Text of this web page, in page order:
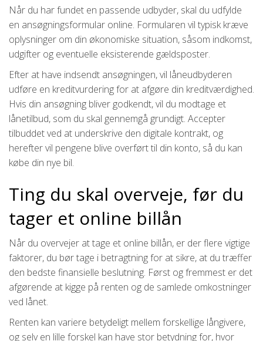
Når du har fundet en passende udbyder, skal du udfylde
en ansøgningsformular online. Formularen vil typisk kræve
oplysninger om din økonomiske situation, såsom indkomst,
udgifter og eventuelle eksisterende gældsposter.
Efter at have indsendt ansøgningen, vil låneudbyderen
udføre en kreditvurdering for at afgøre din kreditværdighed.
Hvis din ansøgning bliver godkendt, vil du modtage et
lånetilbud, som du skal gennemgå grundigt. Accepter
tilbuddet ved at underskrive den digitale kontrakt, og
herefter vil pengene blive overført til din konto, så du kan
købe din nye bil.
Ting du skal overveje, før du
tager et online billån
Når du overvejer at tage et online billån, er der flere vigtige
faktorer, du bør tage i betragtning for at sikre, at du træffer
den bedste finansielle beslutning. Først og fremmest er det
afgørende at kigge på renten og de samlede omkostninger
ved lånet.
Renten kan variere betydeligt mellem forskellige långivere,
og selv en lille forskel kan have stor betydning for, hvor